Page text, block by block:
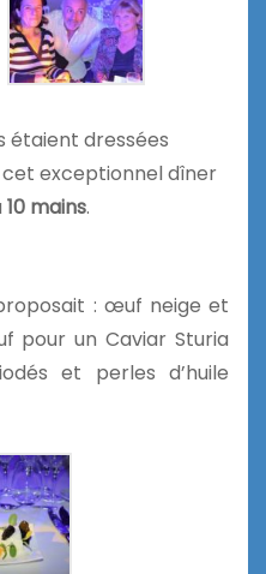
étaient dressées
exceptionnel dîner
10 mains.
: œuf neige et
pour un Caviar Sturia
et perles d’huile